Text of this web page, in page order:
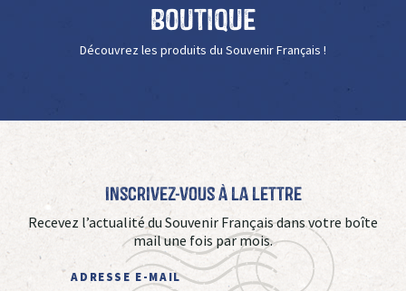
Boutique
Découvrez les produits du Souvenir Français !
Inscrivez-vous à La Lettre
Recevez l’actualité du Souvenir Français dans votre boîte
mail une fois par mois.
ADRESSE E-MAIL